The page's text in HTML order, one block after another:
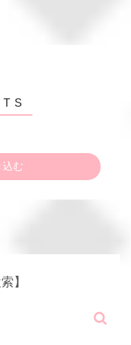
込む
】